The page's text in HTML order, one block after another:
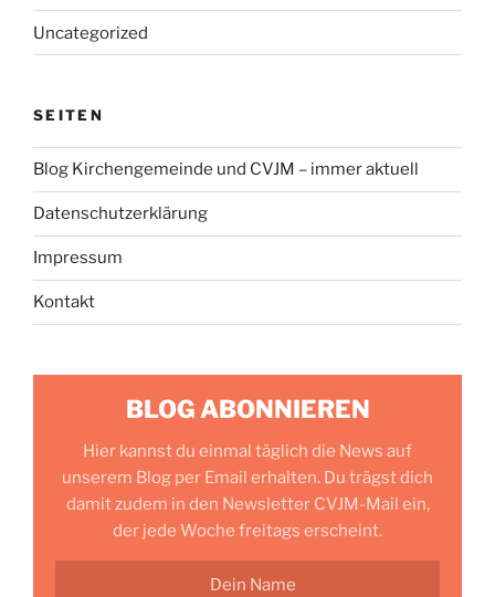
Uncategorized
SEITEN
Blog Kirchengemeinde und CVJM – immer aktuell
Datenschutzerklärung
Impressum
Kontakt
BLOG ABONNIEREN
Hier kannst du einmal täglich die News auf
unserem Blog per Email erhalten. Du trägst dich
damit zudem in den Newsletter CVJM-Mail ein,
der jede Woche freitags erscheint.